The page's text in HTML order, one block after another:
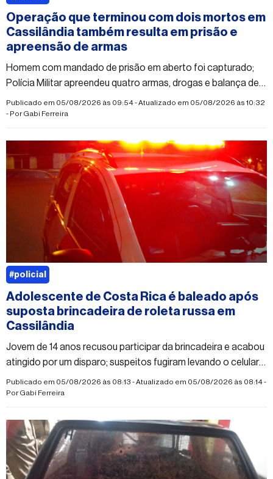
Operação que terminou com dois mortos em
Cassilândia também resulta em prisão e
apreensão de armas
Homem com mandado de prisão em aberto foi capturado;
Polícia Militar apreendeu quatro armas, drogas e balança de
precisão
Publicado em 05/08/2026 às 09:54 - Atualizado em 05/08/2026 às 10:32
- PorGabi Ferreira
Adolescente de Costa Rica é baleado após
suposta brincadeira de roleta russa em
Cassilândia
Jovem de 14 anos recusou participar da brincadeira e acabou
atingido por um disparo; suspeitos fugiram levando o celular
da vítima
Publicado em 05/08/2026 às 08:13 - Atualizado em 05/08/2026 às 08:14 -
PorGabi Ferreira
#policial